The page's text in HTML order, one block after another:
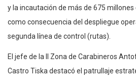
y la incautación de más de 675
como consecuencia del despliegue
segunda línea de control (rutas).
El jefe de la II Zona de Carabineros
Castro Tiska destacó el patrullaje